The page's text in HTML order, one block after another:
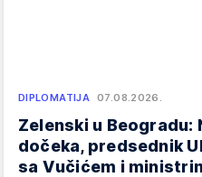
DIPLOMATIJA 07.08.2026.
Zelenski u Beogradu:
dočeka, predsednik
sa Vučićem i